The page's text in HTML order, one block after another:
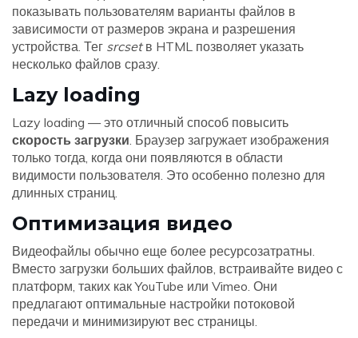
показывать пользователям варианты файлов в
зависимости от размеров экрана и разрешения
устройства. Тег srcsetв HTML позволяет указать
несколько файлов сразу.
Lazy loading
Lazy loading — это отличный способ повысить
скорость загрузки. Браузер загружает изображения
только тогда, когда они появляются в области
видимости пользователя. Это особенно полезно для
длинных страниц.
Оптимизация видео
Видеофайлы обычно еще более ресурсозатратны.
Вместо загрузки больших файлов, встраивайте видео с
платформ, таких как YouTube или Vimeo. Они
предлагают оптимальные настройки потоковой
передачи и минимизируют вес страницы.